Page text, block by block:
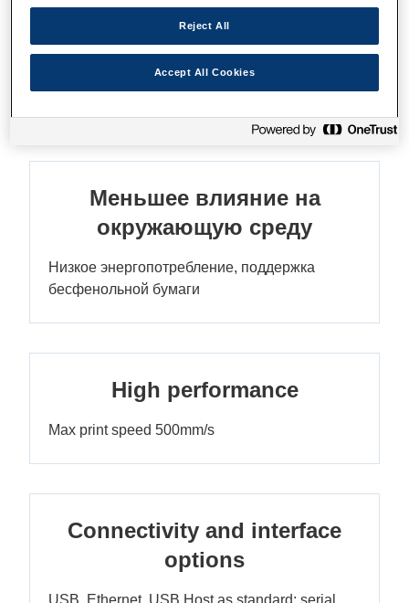
Функции
Меньшее влияние на
окружающую среду
Низкое энергопотребление, поддержка
бесфенольной бумаги
High performance
Max print speed 500mm/s
Connectivity and interface
options
USB, Ethernet, USB Host as standard; serial,
Reject All
Accept All Cookies